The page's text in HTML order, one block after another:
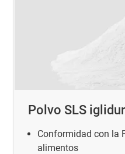
Polvo SLS
Conformidad con la
alimentos